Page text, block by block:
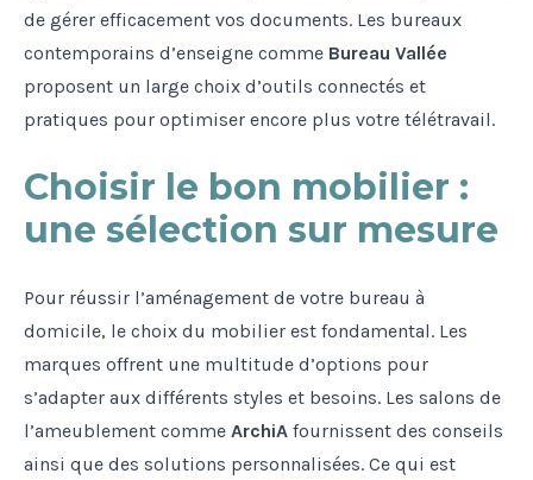
de gérer efficacement vos documents. Les bureaux
contemporains d’enseigne comme Bureau Vallée
proposent un large choix d’outils connectés et
pratiques pour optimiser encore plus votre télétravail.
Choisir le bon mobilier :
une sélection sur mesure
Pour réussir l’aménagement de votre bureau à
domicile, le choix du mobilier est fondamental. Les
marques offrent une multitude d’options pour
s’adapter aux différents styles et besoins. Les salons de
l’ameublement comme ArchiA fournissent des conseils
ainsi que des solutions personnalisées. Ce qui est